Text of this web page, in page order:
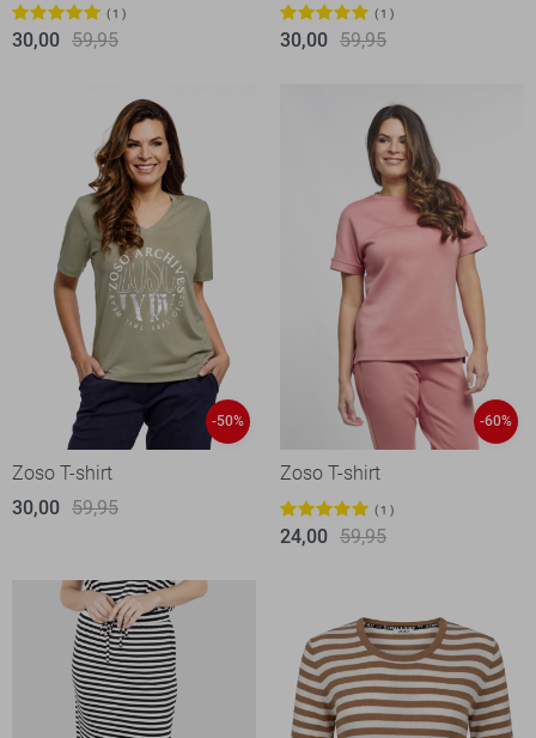
1
30,00 59,95
1
30,00 59,95
-50%
Zoso T-shirt
30,00 59,95
-60%
Zoso T-shirt
1
24,00 59,95